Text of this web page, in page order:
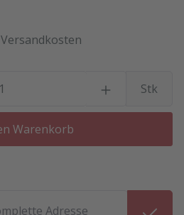
Stk
Warenkorb